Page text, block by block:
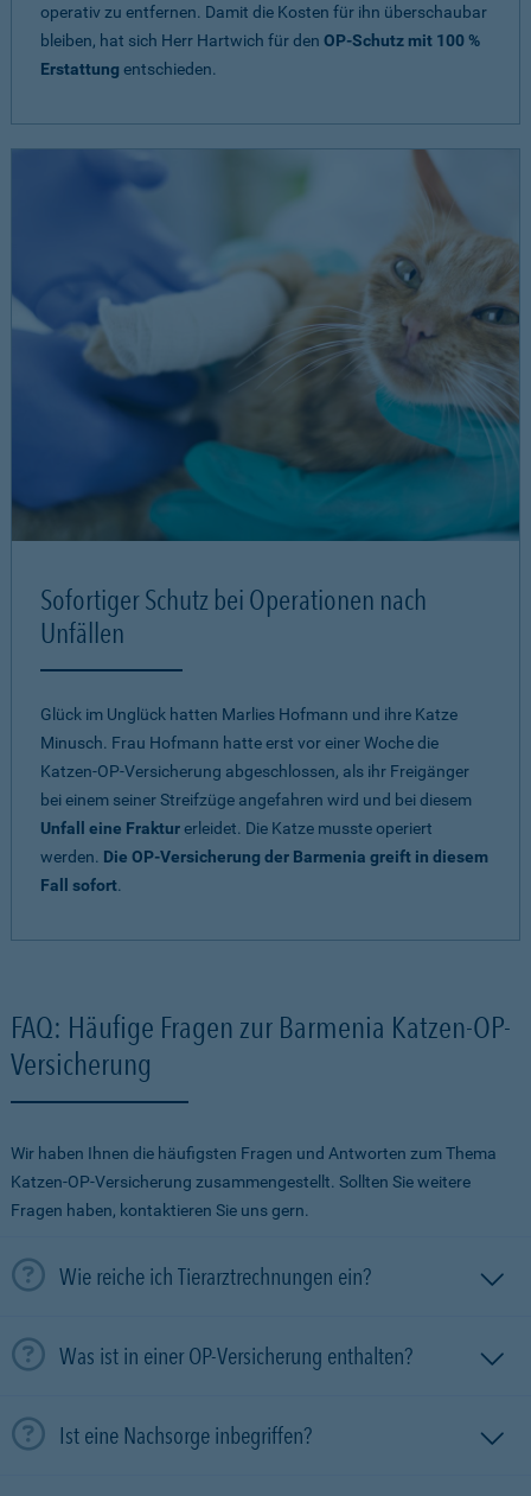
operativ zu entfernen. Damit die Kosten für ihn überschaubar
bleiben, hat sich Herr Hartwich für den OP-Schutz mit 100 %
Erstattung entschieden.
Sofortiger Schutz bei Operationen nach
Unfällen
Glück im Unglück hatten Marlies Hofmann und ihre Katze
Minusch. Frau Hofmann hatte erst vor einer Woche die
Katzen-OP-Versicherung abgeschlossen, als ihr Freigänger
bei einem seiner Streifzüge angefahren wird und bei diesem
Unfall eine Frakturerleidet. Die Katze musste operiert
werden. Die OP-Versicherung der Barmenia greift in diesem
Fall sofort.
FAQ: Häufige Fragen zur Barmenia Katzen-OP-
Versicherung
Wir haben Ihnen die häufigsten Fragen und Antworten zum Thema
Katzen-OP-Versicherung zusammengestellt. Sollten Sie weitere
Fragen haben, kontaktieren Sie uns gern.
Wie reiche ich Tierarztrechnungen ein?
Was ist in einer OP-Versicherung enthalten?
Ist eine Nachsorge inbegriffen?